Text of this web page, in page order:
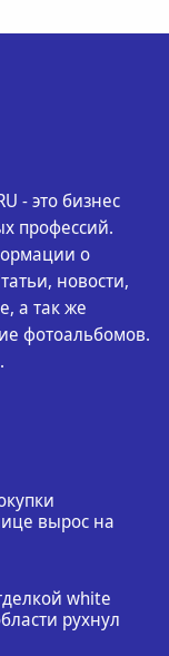
- это бизнес
профессий.
о
новости,
а так же
фотоальбомов.
вырос на
white
рухнул